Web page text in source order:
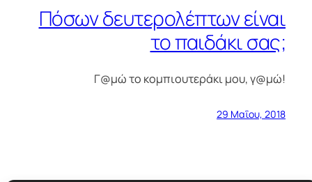
Πόσων δευτερολέπτων είναι
το παιδάκι σας;
Γ@μώ το κομπιουτεράκι μου, γ@μώ!
29 Μαΐου, 2018